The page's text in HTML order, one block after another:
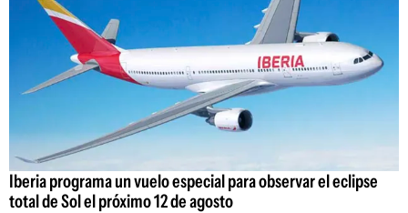
Iberia programa un vuelo especial para observar el eclipse
total de Sol el próximo 12 de agosto